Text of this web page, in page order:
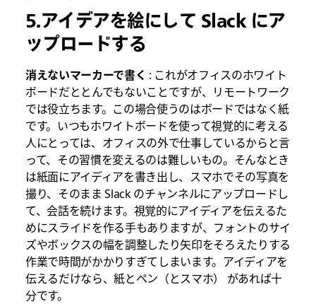
5.アイデアを絵にして Slack にア
ップロードする
消えないマーカーで書く : これがオフィスのホワイト
ボードだととんでもないことですが、リモートワーク
では役立ちます。この場合使うのはボードではなく紙
です。いつもホワイトボードを使って視覚的に考える
人にとっては、オフィスの外で仕事しているからと言
って、その習慣を変えるのは難しいもの。そんなとき
は紙面にアイディアを書き出し、スマホでその写真を
撮り、そのまま Slack のチャンネルにアップロードし
て、会話を続けます。視覚的にアイディアを伝えるた
めにスライドを作る手もありますが、フォントのサイ
ズやボックスの幅を調整したり矢印をそろえたりする
作業で時間がかかりすぎてしまいます。アイディアを
伝えるだけなら、紙とペン（とスマホ） があれば十
分です。